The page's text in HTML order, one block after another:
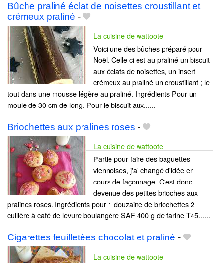
Bûche praliné éclat de noisettes croustillant et
crémeux praliné -
La cuisine de wattoote
Voici une des bûches préparé pour
Noël. Celle ci est au praliné un biscuit
aux éclats de noisettes, un insert
crémeux au praliné un croustillant ; le
tout dans une mousse légère au praliné. Ingrédients Pour un
moule de 30 cm de long. Pour le biscuit aux......
Briochettes aux pralines roses -
La cuisine de wattoote
Partie pour faire des baguettes
viennoises, j'ai changé d'idée en
cours de façonnage. C'est donc
devenue des petites brioches aux
pralines roses. Ingrédients pour 1 douzaine de briochettes 2
cuillère à café de levure boulangère SAF 400 g de farine T45......
Cigarettes feuilletées chocolat et praliné -
La cuisine de wattoote